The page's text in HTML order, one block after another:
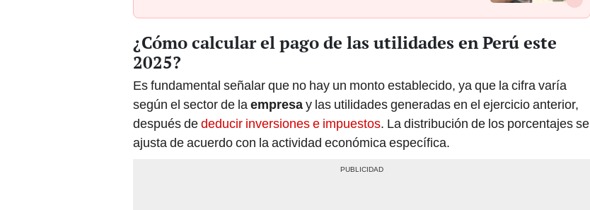
¿Cómo calcular el pago de las utilidades en Perú este
2025?
Es fundamental señalar que no hay un monto establecido, ya que la cifra varía
según el sector de la empresay las utilidades generadas en el ejercicio anterior,
después dededucir inversiones e impuestos. La distribución de los porcentajes se
ajusta de acuerdo con la actividad económica específica.